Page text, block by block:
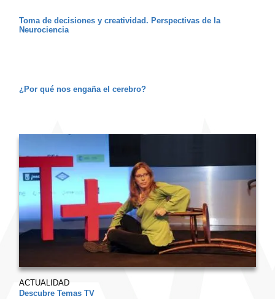
Toma de decisiones y creatividad. Perspectivas de la
Neurociencia
¿Por qué nos engaña el cerebro?
ACTUALIDAD
Descubre Temas TV